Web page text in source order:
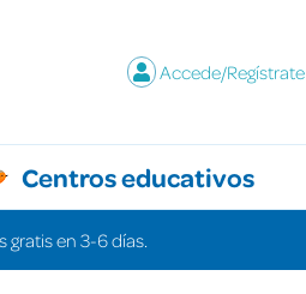
Accede/Regístrate
Centros educativos
gratis en 3-6 días.